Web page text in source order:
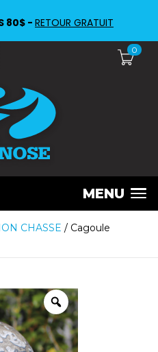
0
MENU
CHASSE / Cagoule
80$ - RETOUR GRATUIT